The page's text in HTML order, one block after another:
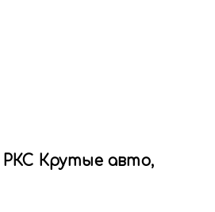
РКС Крутые авто,